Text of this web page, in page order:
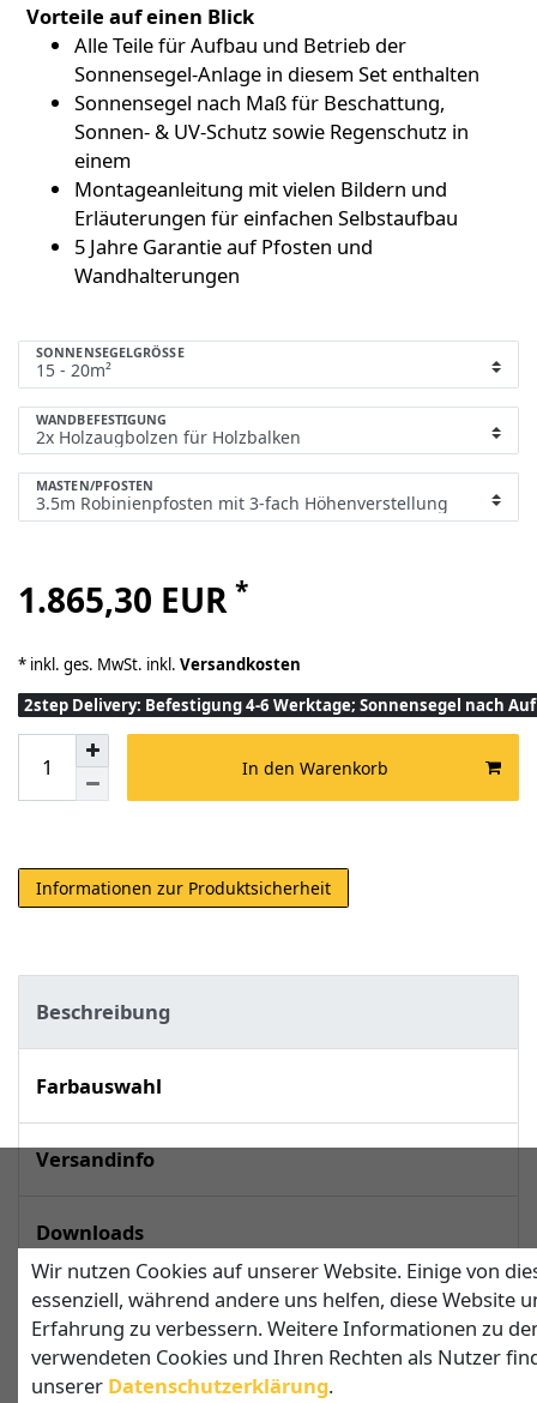
Vorteile auf einen Blick
Alle Teile für Aufbau und Betrieb der
Sonnensegel-Anlage in diesem Set enthalten
Sonnensegel nach Maß für Beschattung,
Sonnen- & UV-Schutz sowie Regenschutz in
einem
Montageanleitung mit vielen Bildern und
Erläuterungen für einfachen Selbstaufbau
5 Jahre Garantie auf Pfosten und
Wandhalterungen
SONNENSEGELGRÖSSE
WANDBEFESTIGUNG
MASTEN/PFOSTEN
1.865,30 EUR *
* inkl. ges. MwSt. inkl. Versandkosten
2step Delivery: Befestigung 4-6 Werktage; Sonnensegel nach
In den Warenkorb
Informationen zur Produktsicherheit
Beschreibung
Farbauswahl
Versandinfo
Downloads
techn. Daten
Wir nutzen Cookies auf unserer Website. Einige von
essenziell, während andere uns helfen, diese Website
Erfahrung zu verbessern. Weitere Informationen zu
verwendeten Cookies und Ihren Rechten als Nutzer
unserer Daten­schutz­erklärung.